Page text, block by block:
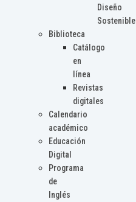
Diseño
Sostenible
Biblioteca
Catálogo
en
línea
Revistas
digitales
Calendario
académico
Educación
Digital
Programa
de
Inglés